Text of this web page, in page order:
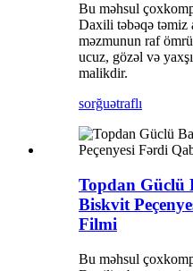
Bu məhsul
Daxili təbəqə təmiz
məzmunun raf
ucuz, gözəl və
malikdir.
sorğuətraflı
Topdan Güclü
Biskvit
Filmi
Bu məhsul